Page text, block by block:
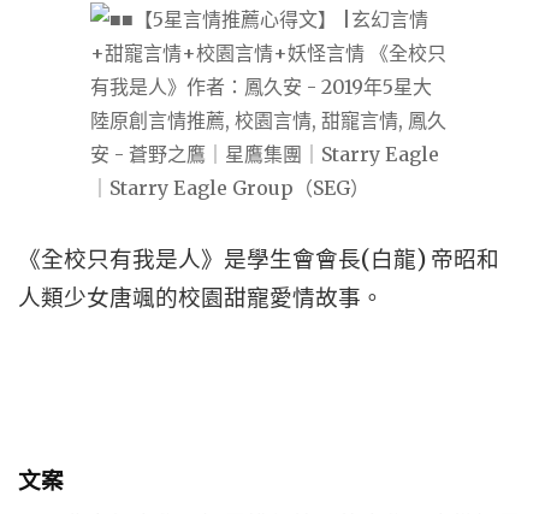
《全校只有我是人》是學生會會長(白龍) 帝昭和
人類少女唐颯的校園甜寵愛情故事。
文案